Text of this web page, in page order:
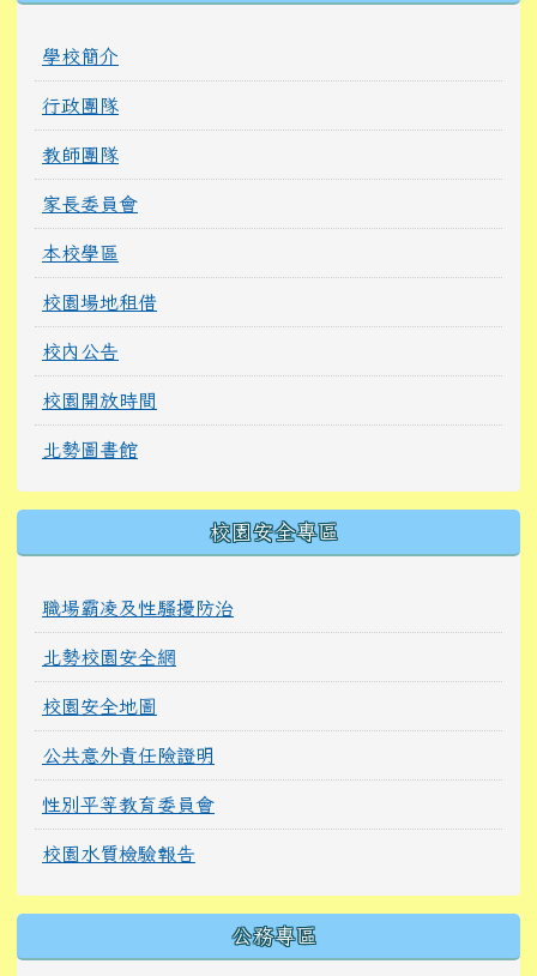
學校簡介
行政團隊
教師團隊
家長委員會
本校學區
校園場地租借
校內公告
校園開放時間
北勢圖書館
校園安全專區
職場霸凌及性騷擾防治
北勢校園安全網
校園安全地圖
公共意外責任險證明
性別平等教育委員會
校園水質檢驗報告
公務專區